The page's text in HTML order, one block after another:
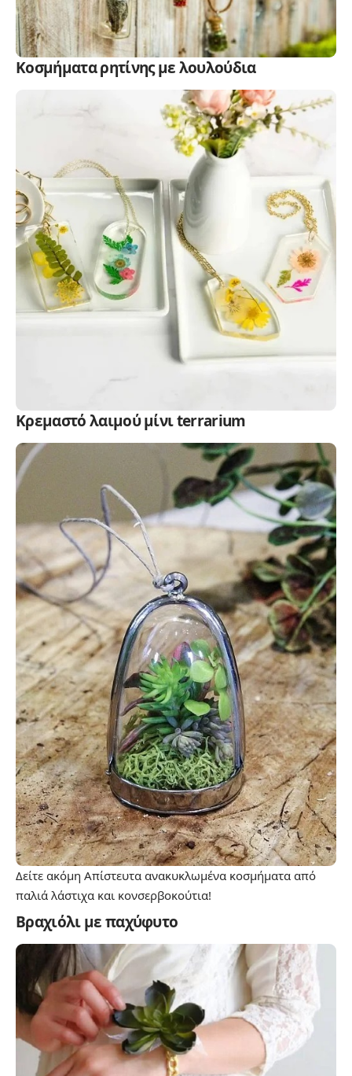
Κοσμήματα ρητίνης με λουλούδια
Κρεμαστό λαιμού μίνι terrarium
Δείτε ακόμη Απίστευτα ανακυκλωμένα κοσμήματα από
παλιά λάστιχα και κονσερβοκούτια!
Βραχιόλι με παχύφυτο